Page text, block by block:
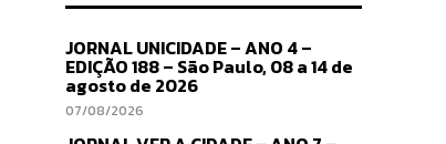
JORNAL UNICIDADE – ANO 4 –
EDIÇÃO 188 – São Paulo, 08 a 14 de
agosto de 2026
07/08/2026